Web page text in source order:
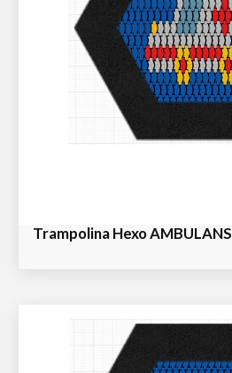
Trampolina Hexo AMBULANS